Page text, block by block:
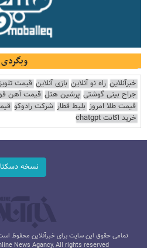
وبگردی
خبرآنلاین راه نو آنلاین بازی آنلاین قیمت
جراح بینی گوشتی پرشین هتل قیمت آهن
قیمت طلا امروز بلیط قطار شرکت رادوکو
خرید اکانت chatgpt
نسخه
تمامی حقوق این سایت برای خبرآنلاین محفوظ
News Agancy, All rights reserved